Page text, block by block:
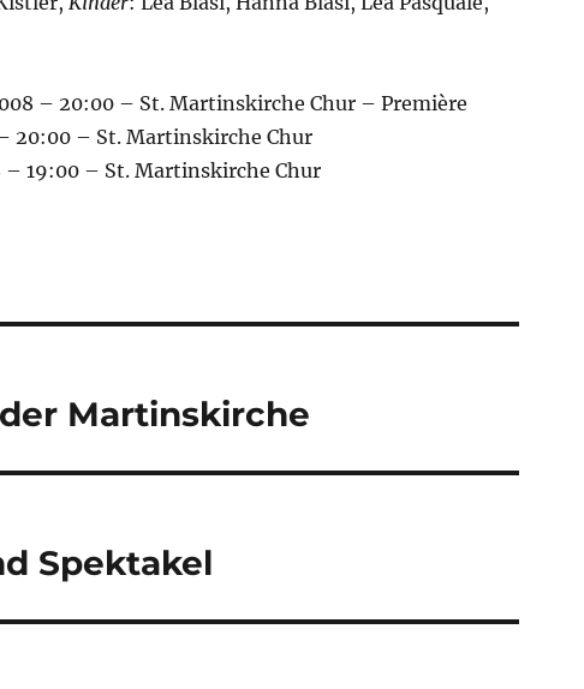
– 20:00 – St. Martinskirche Chur – Première
20:00 – St. Martinskirche Chur
– 19:00 – St. Martinskirche Chur
Martinskirche
Spektakel